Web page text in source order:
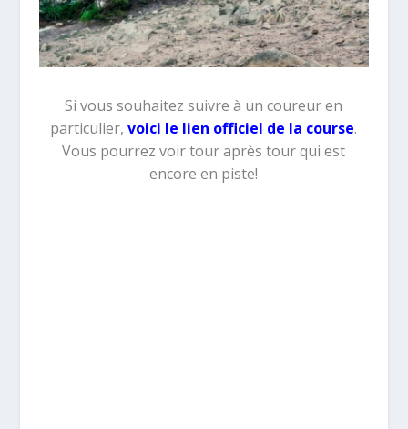
Si vous souhaitez suivre à un coureur en
particulier,voici le lien officiel de la course.
Vous pourrez voir tour après tour qui est
encore en piste!